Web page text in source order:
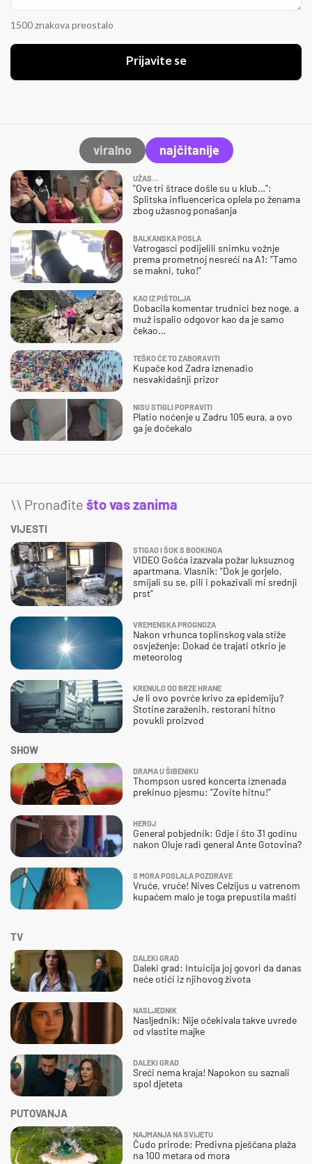
1500 znakova preostalo
Prijavite se
viralno najčitanije
UŽAS…
"Ove tri štrace došle su u klub…":
Splitska influencerica oplela po ženama
zbog užasnog ponašanja
BALKANSKA POSLA
Vatrogasci podijelili snimku vožnje
prema prometnoj nesreći na A1: "Tamo
se makni, tuko!"
KAO IZ PIŠTOLJA
Dobacila komentar trudnici bez noge, a
muž ispalio odgovor kao da je samo
čekao…
TEŠKO ĆE TO ZABORAVITI
Kupače kod Zadra iznenadio
nesvakidašnji prizor
NISU STIGLI POPRAVITI
Platio noćenje u Zadru 105 eura, a ovo
ga je dočekalo
\\ Pronađite što vas zanima
VIJESTI
STIGAO I ŠOK S BOOKINGA
VIDEO Gošća izazvala požar luksuznog
apartmana. Vlasnik: "Dok je gorjelo,
smijali su se, pili i pokazivali mi srednji
prst"
VREMENSKA PROGNOZA
Nakon vrhunca toplinskog vala stiže
osvježenje: Dokad će trajati otkrio je
meteorolog
KRENULO OD BRZE HRANE
Je li ovo povrće krivo za epidemiju?
Stotine zaraženih, restorani hitno
povukli proizvod
SHOW
DRAMA U ŠIBENIKU
Thompson usred koncerta iznenada
prekinuo pjesmu: "Zovite hitnu!"
HEROJ
General pobjednik: Gdje i što 31 godinu
nakon Oluje radi general Ante Gotovina?
S MORA POSLALA POZDRAVE
Vruće, vruće! Nives Celzijus u vatrenom
kupaćem malo je toga prepustila mašti
TV
DALEKI GRAD
Daleki grad: Intuicija joj govori da danas
neće otići iz njihovog života
NASLJEDNIK
Nasljednik: Nije očekivala takve uvrede
od vlastite majke
DALEKI GRAD
Sreći nema kraja! Napokon su saznali
spol djeteta
PUTOVANJA
NAJMANJA NA SVIJETU
Čudo prirode: Predivna pješčana plaža
na 100 metara od mora